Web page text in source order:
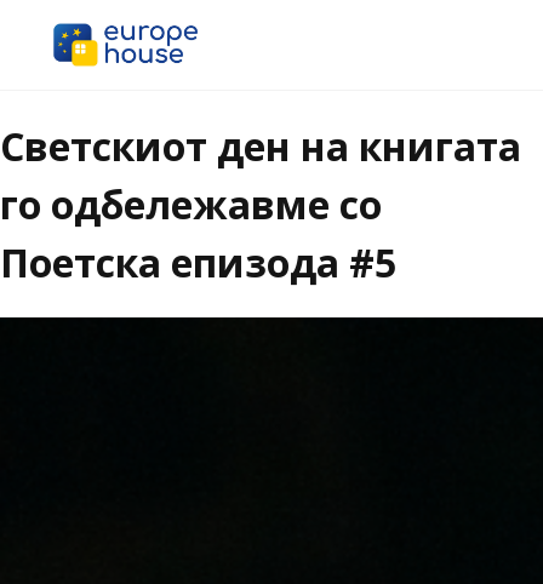
Светскиот ден на книгата
го одбележавме со
Поетска епизода #5